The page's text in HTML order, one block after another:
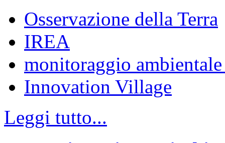
Osservazione della Terra
IREA
monitoraggio
Innovation Village
Leggi tutto...